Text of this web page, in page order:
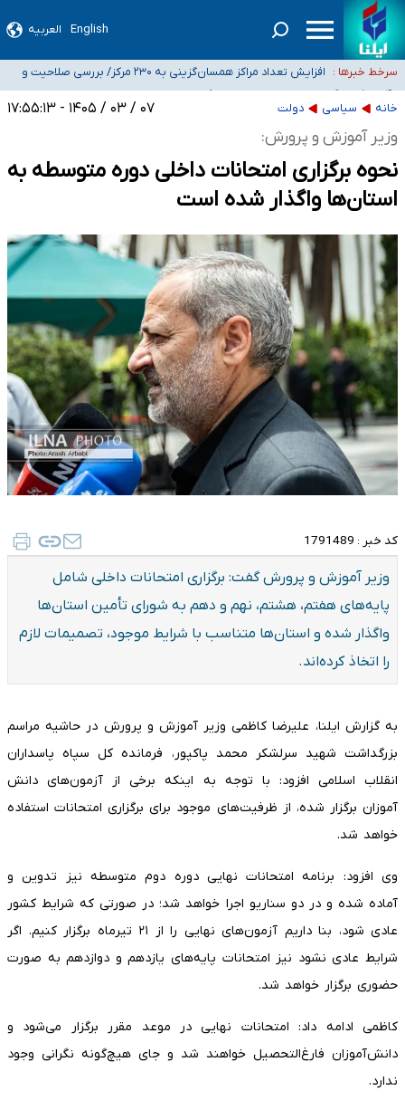
English العربیه
سرخط خبرها :
ضرورت آموزش حریم خصوصی در فضای آنلاین در مدارس/ هزینه‌های سنگین
اجتماعی انتشار تصاویر خصوصی برای قربانیان/ سوءاستفاده مجرمان از ترس
رسوایی
افزایش تعداد مراکز همسان‌گزینی به ۲۳۰ مرکز/ بررسی صلاحیت و
نظارت‌ها به سازمان تبلیغات واگذار شده است
۴۰ تا ۵۰ روز گرمای نسبی در پیش داریم/ دمای تهران به ۳۸ درجه
می‌رسد
موضع وزارت بهداشت درباره ظرفیت پزشکی کنکور ۱۴۰۵: خواستار اصلاح ظرفیت‌ها
هستیم، اما هنوز پاسخ مشخصی نگرفته‌ایم
تعویق آزمون ورودی دکترای تخصصی فرماندهی صحنه عملیات و دکترای تخصصی
جغرافیای نظامی دافوس آجا
خانه سیاسی دولت ۰۷ / ۰۳ / ۱۴۰۵ - ۱۷:۵۵:۱۳
وزیر آموزش و پرورش:
نحوه برگزاری امتحانات داخلی دوره متوسطه به
استان‌ها واگذار شده است
کد خبر : 1791489
وزیر آموزش و پرورش گفت: برگزاری امتحانات داخلی شامل
پایه‌های هفتم، هشتم، نهم و دهم به شورای تأمین استان‌ها
واگذار شده و استان‌ها متناسب با شرایط موجود، تصمیمات لازم
را اتخاذ کرده‌اند.
به گزارش ایلنا، علیرضا کاظمی وزیر آموزش و پرورش در حاشیه مراسم
بزرگداشت شهید سرلشکر محمد پاکپور، فرمانده کل سپاه پاسداران
انقلاب اسلامی افزود: با توجه به اینکه برخی از آزمون‌های دانش
آموزان برگزار شده، از ظرفیت‌های موجود برای برگزاری امتحانات استفاده
خواهد شد.
وی افزود: برنامه امتحانات نهایی دوره دوم متوسطه نیز تدوین و
آماده شده و در دو سناریو اجرا خواهد شد؛ در صورتی که شرایط کشور
عادی شود، بنا داریم آزمون‌های نهایی را از ۲۱ تیرماه برگزار کنیم. اگر
شرایط عادی نشود نیز امتحانات پایه‌های یازدهم و دوازدهم به صورت
حضوری برگزار خواهد شد.
کاظمی ادامه داد: امتحانات نهایی در موعد مقرر برگزار می‌شود و
دانش‌آموزان فارغ‌التحصیل خواهند شد و جای هیچ‌گونه نگرانی وجود
ندارد.